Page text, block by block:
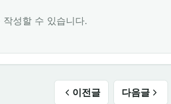
작성할 수 있습니다.
이전글 다음글